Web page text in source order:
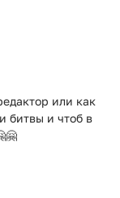
или как
битвы и чтоб в